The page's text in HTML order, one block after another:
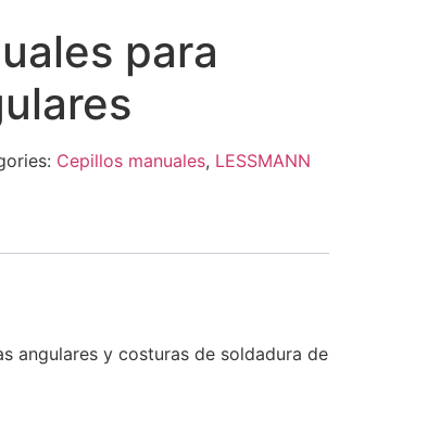
para
Cepillos manuales, LESSMANN
angulares y costuras de soldadura de